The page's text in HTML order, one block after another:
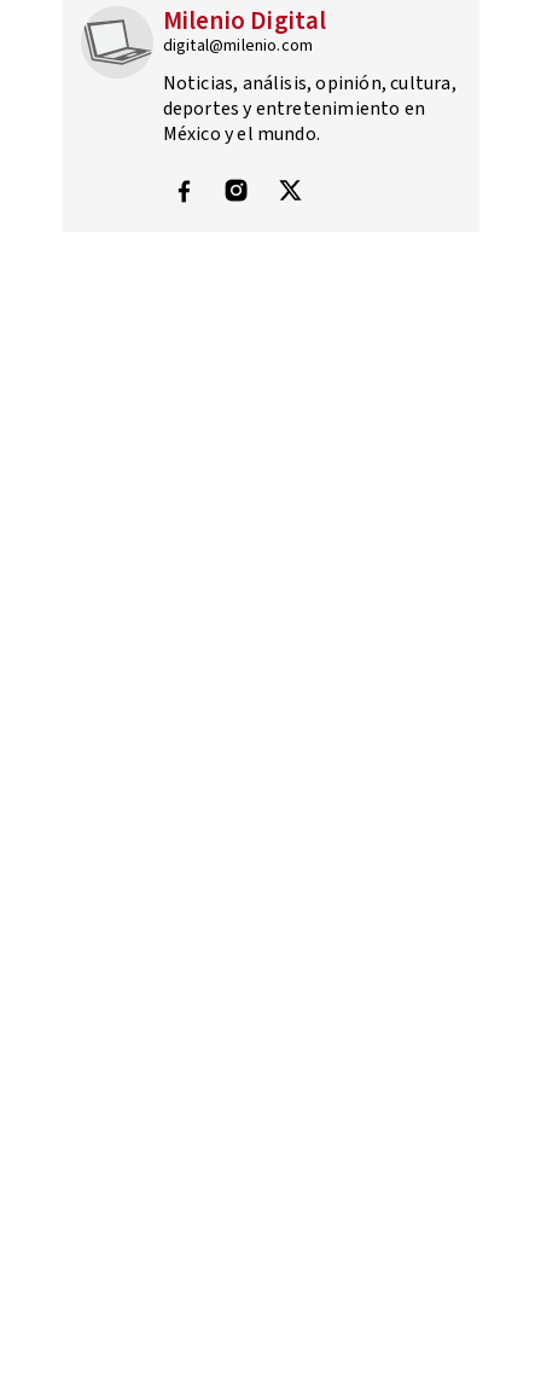
Milenio Digital
digital@milenio.com
Noticias, análisis, opinión, cultura,
deportes y entretenimiento en
México y el mundo.